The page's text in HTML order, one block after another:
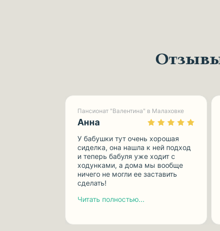
Пансионат "Валентина" в Малаховке
Анна
У бабушки тут очень хорошая
сиделка, она нашла к ней подход
и теперь бабуля уже ходит с
ходунками, а дома мы вообще
ничего не могли ее заставить
сделать!
Читать полностью...